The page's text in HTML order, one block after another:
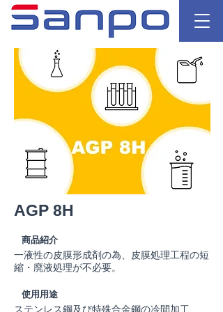
AGP 8H
商品紹介
一液性の皮膜形成剤の為、皮膜処理工程の短
縮・廃液処理が不必要。
使用用途
ステンレス鋼及び特殊合金鋼の冷間加工